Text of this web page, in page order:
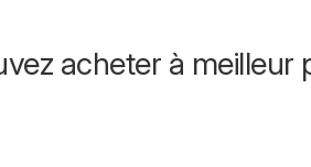
acheter à meilleur